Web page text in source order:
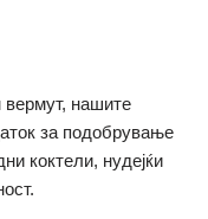
вермут, нашите
за подобрување
коктели, нудејќи